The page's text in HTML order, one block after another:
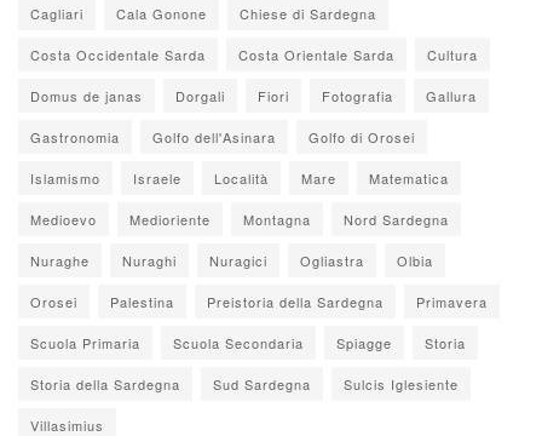
Cagliari Cala Gonone Chiese di Sardegna
Costa Occidentale Sarda Costa Orientale Sarda Cultura
Domus de janas Dorgali Fiori Fotografia Gallura
Gastronomia Golfo dell'Asinara Golfo di Orosei
Islamismo Israele Località Mare Matematica
Medioevo Medioriente Montagna Nord Sardegna
Nuraghe Nuraghi Nuragici Ogliastra Olbia
Orosei Palestina Preistoria della Sardegna Primavera
Scuola Primaria Scuola Secondaria Spiagge Storia
Storia della Sardegna Sud Sardegna Sulcis Iglesiente
Villasimius